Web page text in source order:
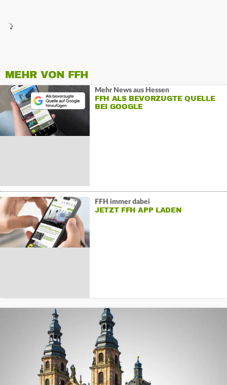
MEHR VON FFH
Mehr News aus Hessen
FFH ALS BEVORZUGTE QUELLE
BEI GOOGLE
FFH immer dabei
JETZT FFH APP LADEN